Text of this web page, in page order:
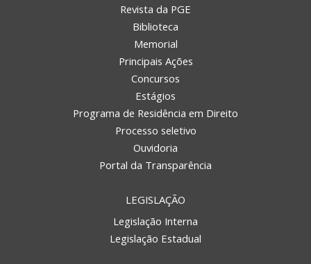
Revista da PGE
Biblioteca
Memorial
Principais Ações
Concursos
Estágios
Programa de Residência em Direito
Processo seletivo
Ouvidoria
Portal da Transparência
LEGISLAÇÃO
Legislação Interna
Legislação Estadual